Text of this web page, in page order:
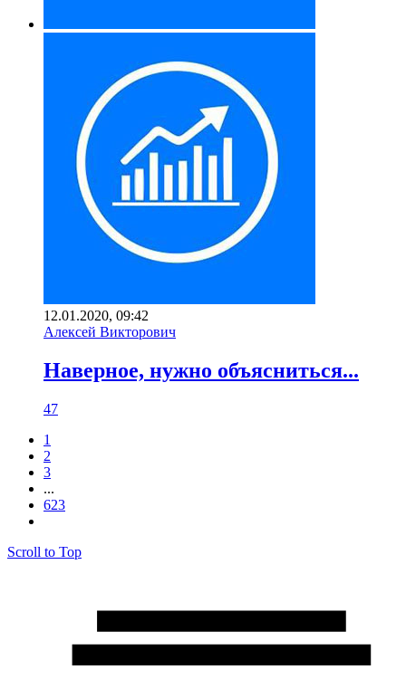
12.01.2020, 09:42
Алексей Викторович
Наверное, нужно объясниться...
47
1
2
3
...
623
Scroll to Top